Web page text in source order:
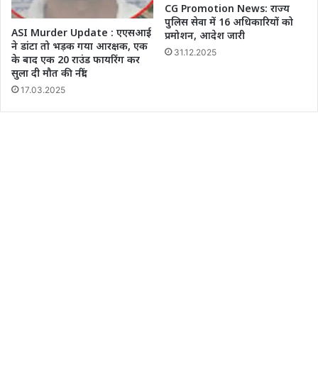
ASI Murder Update : एएसआई
ने डांटा तो भड़क गया आरक्षक, एक
के बाद एक 20 राउंड फायरिंग कर
सुला दी मौत की नींद
17.03.2025
CG Promotion News: राज्य
पुलिस सेवा में 16 अधिकारियों को
प्रमोशन, आदेश जारी
31.12.2025